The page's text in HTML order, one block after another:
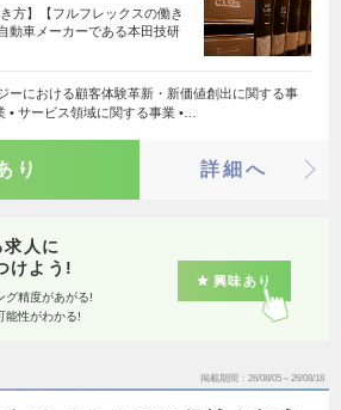
方】【フルフレックスの働き
動車メーカーである本田技研
ーにおける顧客体験革新・新価値創出に関する事
• サービス領域に関する事業 •…
り 詳細へ
人に
けよう!
グ精度があがる!
能性がわかる!
興味あり
掲載期間 26/08/05～26/08/18